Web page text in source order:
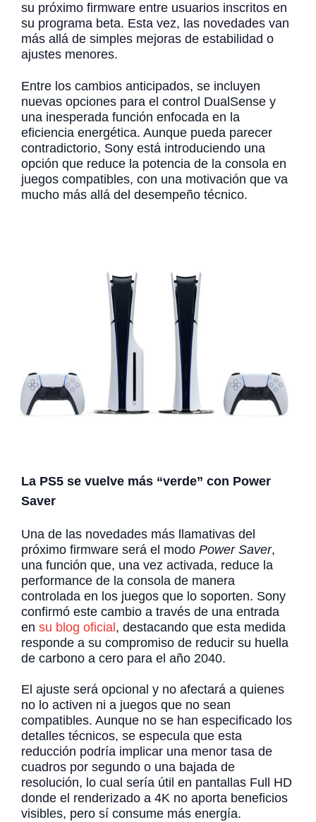
su próximo firmware entre usuarios inscritos en
su programa beta. Esta vez, las novedades van
más allá de simples mejoras de estabilidad o
ajustes menores.
Entre los cambios anticipados, se incluyen
nuevas opciones para el control DualSense y
una inesperada función enfocada en la
eficiencia energética. Aunque pueda parecer
contradictorio, Sony está introduciendo una
opción que reduce la potencia de la consola en
juegos compatibles, con una motivación que va
mucho más allá del desempeño técnico.
La PS5 se vuelve más “verde” con Power
Saver
Una de las novedades más llamativas del
próximo firmware será el modo Power Saver,
una función que, una vez activada, reduce la
performance de la consola de manera
controlada en los juegos que lo soporten. Sony
confirmó este cambio a través de una entrada
en su blog oficial, destacando que esta medida
responde a su compromiso de reducir su huella
de carbono a cero para el año 2040.
El ajuste será opcional y no afectará a quienes
no lo activen ni a juegos que no sean
compatibles. Aunque no se han especificado los
detalles técnicos, se especula que esta
reducción podría implicar una menor tasa de
cuadros por segundo o una bajada de
resolución, lo cual sería útil en pantallas Full HD
donde el renderizado a 4K no aporta beneficios
visibles, pero sí consume más energía.